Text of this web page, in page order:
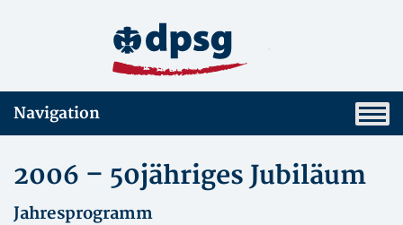
Navigation
2006 – 50jähriges Jubiläum
Jahresprogramm